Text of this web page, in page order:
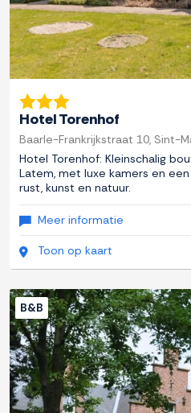
Hotel Torenhof
Baarle-Frankrijkstraat 10, Sint-
Hotel Torenhof: Kleinschalig
Latem, met luxe kamers en
rust, kunst en natuur.
Meer informatie
Toon op kaart
B&B